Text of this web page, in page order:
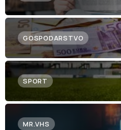
GOSPODARSTVO
SPORT
MR.VHS